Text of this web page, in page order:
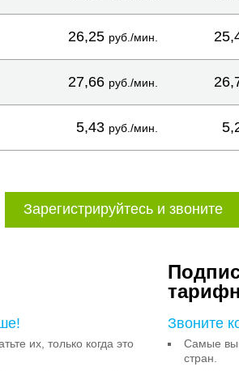
26,25 руб./мин.
27,66 руб./мин.
5,43 руб./мин.
Зарегистрируйтесь и звоните
их, только когда это
Звоните
Самые
стран.